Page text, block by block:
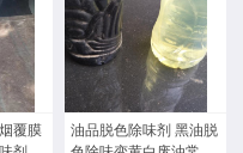
覆膜
油品脱色除味剂 黑油脱